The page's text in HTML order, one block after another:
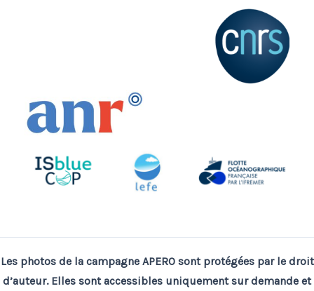
Les photos de la campagne APERO sont protégées par le droit
d’auteur. Elles sont accessibles uniquement sur demande et